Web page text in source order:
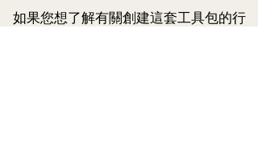
如果您想了解有關創建這套工具包的行